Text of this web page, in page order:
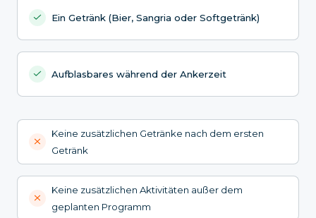
Ein Getränk (Bier, Sangria oder Softgetränk)
Aufblasbares während der Ankerzeit
Keine zusätzlichen Getränke nach dem ersten
Getränk
Keine zusätzlichen Aktivitäten außer dem
geplanten Programm